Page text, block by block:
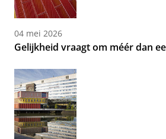
04 mei 2026
Gelijkheid vraagt om méér dan